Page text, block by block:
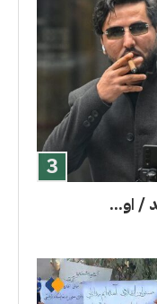
/ او...